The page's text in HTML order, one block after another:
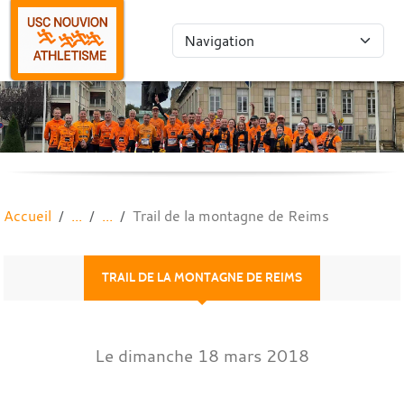
Accueil Trail de la montagne de Reims
TRAIL DE LA MONTAGNE DE REIMS
Le dimanche 18 mars 2018
Panneau de gestion des cookies